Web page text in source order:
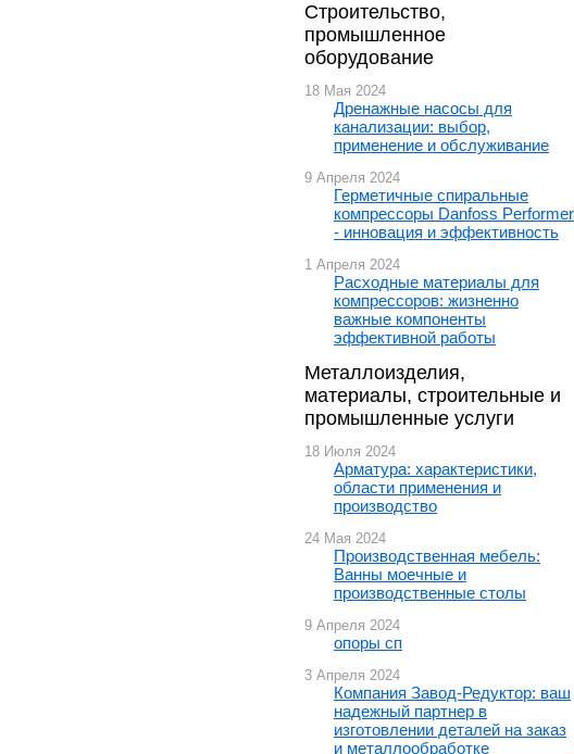
Строительство,
промышленное
оборудование
18 Мая 2024
Дренажные насосы для
канализации: выбор,
применение и обслуживание
9 Апреля 2024
Герметичные спиральные
компрессоры Danfoss Performer
- инновация и эффективность
1 Апреля 2024
Расходные материалы для
компрессоров: жизненно
важные компоненты
эффективной работы
Металлоизделия,
материалы, строительные и
промышленные услуги
18 Июля 2024
Арматура: характеристики,
области применения и
производство
24 Мая 2024
Производственная мебель:
Ванны моечные и
производственные столы
9 Апреля 2024
опоры сп
3 Апреля 2024
Компания Завод-Редуктор: ваш
надежный партнер в
изготовлении деталей на заказ
и металлообработке